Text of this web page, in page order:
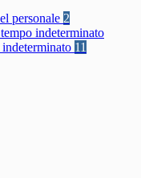
personale 2
indeterminato
11